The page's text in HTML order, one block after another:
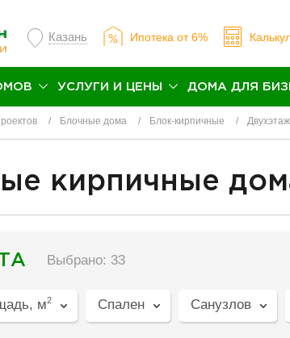
Казань Ипотека от 6%
УСЛУГИ И ЦЕНЫ ДОМА ДЛЯ
Блочные дома Блок-кирпичные
кирпичные
Выбрано: 33
м2 Спален Санузлов